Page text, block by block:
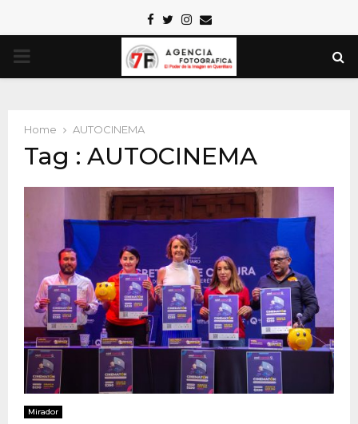
Facebook
TwitterInstagram
Email
PRIMARY
Home AUTOCINEMA
Tag : AUTOCINEMA
Mirador